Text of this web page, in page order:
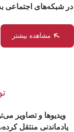
در شبکه‌های اجتماعی
مشاهده بیشتر
ویدیوها و تصاویر
یادماندنی منتقل